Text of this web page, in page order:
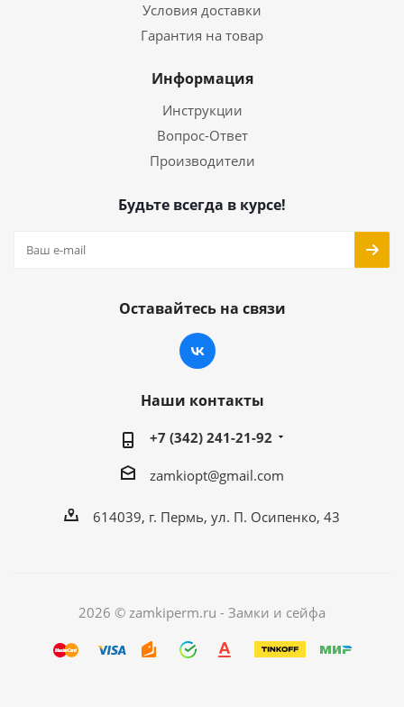
Условия доставки
Гарантия на товар
Информация
Инструкции
Вопрос-Ответ
Производители
Будьте всегда в курсе!
Оставайтесь на связи
Наши контакты
+7 (342) 241-21-92
zamkiopt@gmail.com
614039, г. Пермь, ул. П. Осипенко, 43
2026 © zamkiperm.ru - Замки и сейфа